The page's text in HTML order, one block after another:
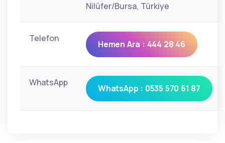
Nilüfer/Bursa, Türkiye
Telefon
Hemen Ara : 444 28 46
WhatsApp
WhatsApp : 0535 570 61 87